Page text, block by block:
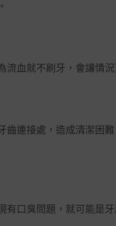
血就不刷牙，會讓情況
連接處，造成清潔困
口臭問題，就可能是牙